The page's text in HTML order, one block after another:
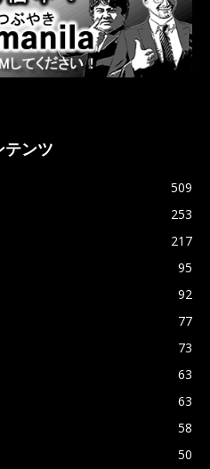
テンツ
509
253
217
95
92
77
73
63
63
58
50